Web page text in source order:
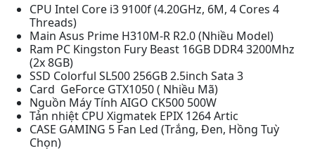
CPU Intel Core i3 9100f (4.20GHz, 6M, 4 Cores 4
Threads)
Main Asus Prime H310M-R R2.0 (Nhiều Model)
Ram PC Kingston Fury Beast 16GB DDR4 3200Mhz
(2x 8GB)
SSD Colorful SL500 256GB 2.5inch Sata 3
Card GeForce GTX1050 ( Nhiều Mã)
Nguồn Máy Tính AIGO CK500 500W
Tản nhiệt CPU Xigmatek EPIX 1264 Artic
CASE GAMING 5 Fan Led (Trắng, Đen, Hồng Tuỳ
Chọn)